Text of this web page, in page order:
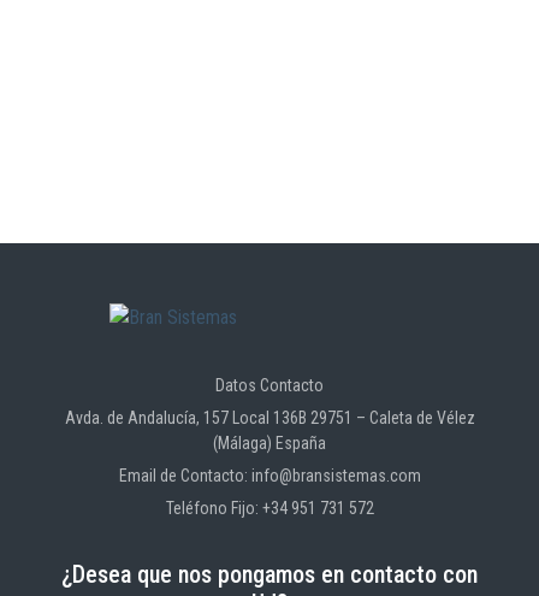
Datos Contacto
Avda. de Andalucía, 157 Local 136B 29751 – Caleta de Vélez
(Málaga) España
Email de Contacto: info@bransistemas.com
Teléfono Fijo: +34 951 731 572
¿Desea que nos pongamos en contacto con